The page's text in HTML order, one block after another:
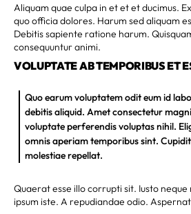
Aliquam quae culpa in et et et ducimus.
quo officia dolores. Harum sed aliquam
Debitis sapiente ratione harum.
consequuntur animi.
VOLUPTATE AB TEMPORIBUS ET
Quo earum voluptatem odit eum id
debitis aliquid. Amet consectetur
voluptate perferendis voluptas nihil.
omnis aperiam temporibus sint.
molestiae repellat.
Quaerat esse illo corrupti sit. Iusto
ipsum iste. A repudiandae odio.